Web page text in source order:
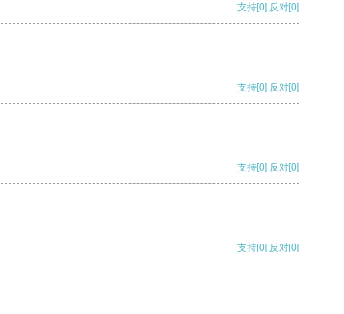
支持[0] 反对[0]
支持[0] 反对[0]
支持[0] 反对[0]
支持[0] 反对[0]